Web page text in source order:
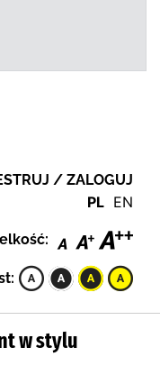
/ ZALOGUJ
PL EN
w stylu